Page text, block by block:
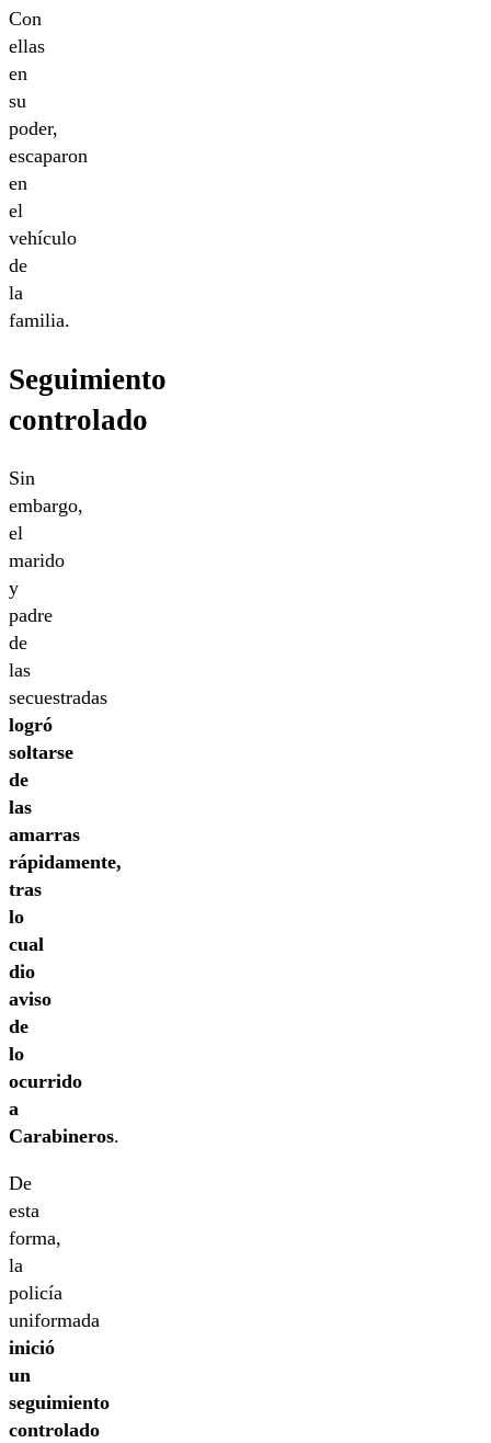
Con
ellas
en
su
poder,
escaparon
en
el
vehículo
de
la
familia.
Seguimiento
controlado
Sin
embargo,
el
marido
y
padre
de
las
secuestradas
logró
soltarse
de
las
amarras
rápidamente,
tras
lo
cual
dio
aviso
de
lo
ocurrido
a
Carabineros.
De
esta
forma,
la
policía
uniformada
inició
un
seguimiento
controlado